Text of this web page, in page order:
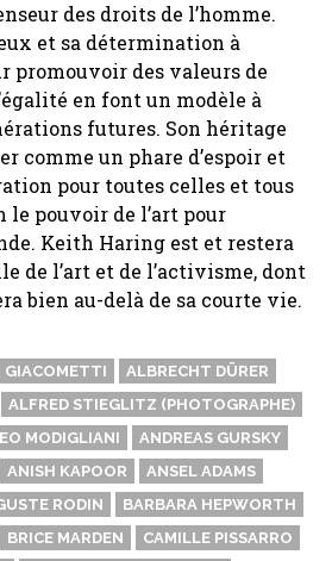
des droits de l’homme.
et sa détermination à
promouvoir des valeurs de
en font un modèle à
futures. Son héritage
comme un phare d’espoir et
pour toutes celles et tous
le pouvoir de l’art pour
Keith Haring est et restera
de l’art et de l’activisme, dont
bien au-delà de sa courte vie.
GIACOMETTI
ALBRECHT DÜRER
ALFRED STIEGLITZ (PHOTOGRAPHE)
MODIGLIANI
ANDREAS GURSKY
ANISH KAPOOR
ANSEL ADAMS
RODIN
BARBARA HEPWORTH
BRICE MARDEN
CAMILLE PISSARRO